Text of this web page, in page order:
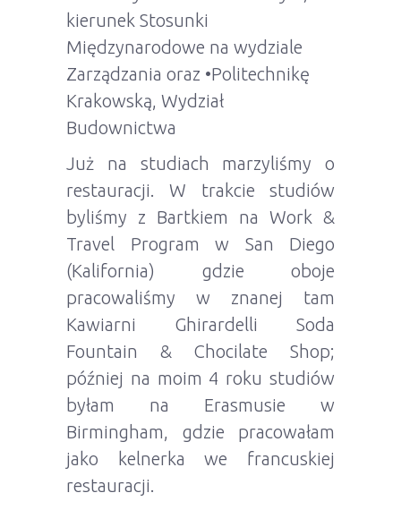
kierunek Stosunki
Międzynarodowe na wydziale
Zarządzania oraz •Politechnikę
Krakowską, Wydział
Budownictwa
Już na studiach marzyliśmy o
restauracji. W trakcie studiów
byliśmy z Bartkiem na Work &
Travel Program w San Diego
(Kalifornia) gdzie oboje
pracowaliśmy w znanej tam
Kawiarni Ghirardelli Soda
Fountain & Chocilate Shop;
później na moim 4 roku studiów
byłam na Erasmusie w
Birmingham, gdzie pracowałam
jako kelnerka we francuskiej
restauracji.